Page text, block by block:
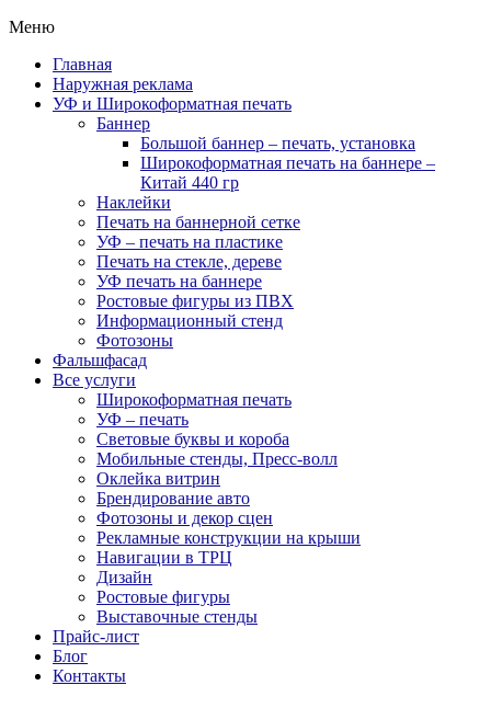
Меню
Главная
Наружная реклама
УФ и Широкоформатная печать
Баннер
Большой баннер – печать, установка
Широкоформатная печать на баннере –
Китай 440 гр
Наклейки
Печать на баннерной сетке
УФ – печать на пластике
Печать на стекле, дереве
УФ печать на баннере
Ростовые фигуры из ПВХ
Информационный стенд
Фотозоны
Фальшфасад
Все услуги
Широкоформатная печать
УФ – печать
Световые буквы и короба
Мобильные стенды, Пресс-волл
Оклейка витрин
Брендирование авто
Фотозоны и декор сцен
Рекламные конструкции на крыши
Навигации в ТРЦ
Дизайн
Ростовые фигуры
Выставочные стенды
Прайс-лист
Блог
Контакты